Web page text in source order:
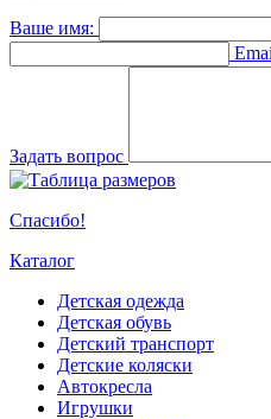
Ваше имя:
Задать вопрос
Спасибо!
Каталог
Детская одежда
Детская обувь
Детский транспорт
Детские коляски
Автокресла
Игрушки